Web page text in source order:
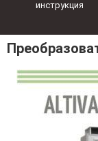
инструкция